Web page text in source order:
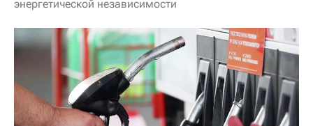
энергетической независимости